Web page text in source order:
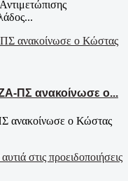
ΠΣ ανακοίνωσε ο...
ανακοίνωσε ο Κώστας